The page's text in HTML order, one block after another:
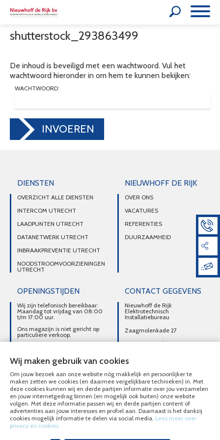
shutterstock_293863499
De inhoud is beveiligd met een wachtwoord. Vul het
wachtwoord hieronder in om hem te kunnen bekijken:
WACHTWOORD:
INVOEREN
DIENSTEN
OVERZICHT ALLE DIENSTEN
INTERCOM UTRECHT
LAADPUNTEN UTRECHT
DATANETWERK UTRECHT
INBRAAKPREVENTIE UTRECHT
NOODSTROOMVOORZIENINGEN
UTRECHT
NIEUWHOFF DE RIJK
OVER ONS
VACATURES
REFERENTIES
DUURZAAMHEID
OPENINGSTIJDEN
Wij zijn telefonisch bereikbaar:
Maandag tot vrijdag van 08:00
t/m 17:00 uur.
Ons magazijn is niet gericht op
particuliere verkoop.
contact.
CONTACT GEGEVENS
Nieuwhoff de Rijk
Elektrotechnisch
Installatiebureau
Zaagmolenkade 27
3515 AC Utrecht
DIRECT CONTACT
OPNEMEN
030-2716496
MAIL ONS
© Nieuwhoff de Rijk Elektrotechnisch Installatiebureau 2020 - 2026
Wij maken gebruik van cookies
Om jouw bezoek aan onze website nóg makkelijk en persoonlijker te
maken zetten we cookies (en daarmee vergelijkbare technieken) in. Met
deze cookies kunnen wij en derde partijen informatie over jou verzamelen
en jouw internetgedrag binnen (en mogelijk ook buiten) onze website
volgen. Met deze informatie passen wij en derde partijen content of
advertenties aan jouw interesses en profiel aan. Daarnaast is het dankzij
cookies mogelijk informatie te delen via social media. Lees meer over
privacy en cookies.